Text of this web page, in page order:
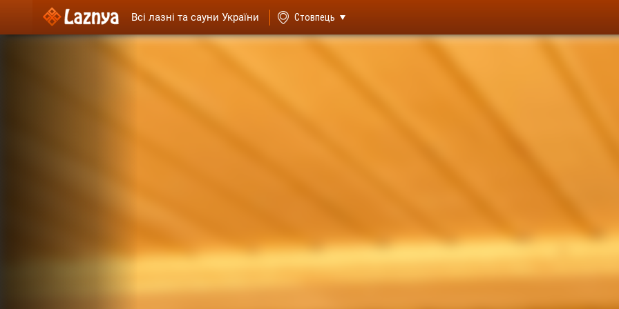
Всі лазні та сауни України Стовпець